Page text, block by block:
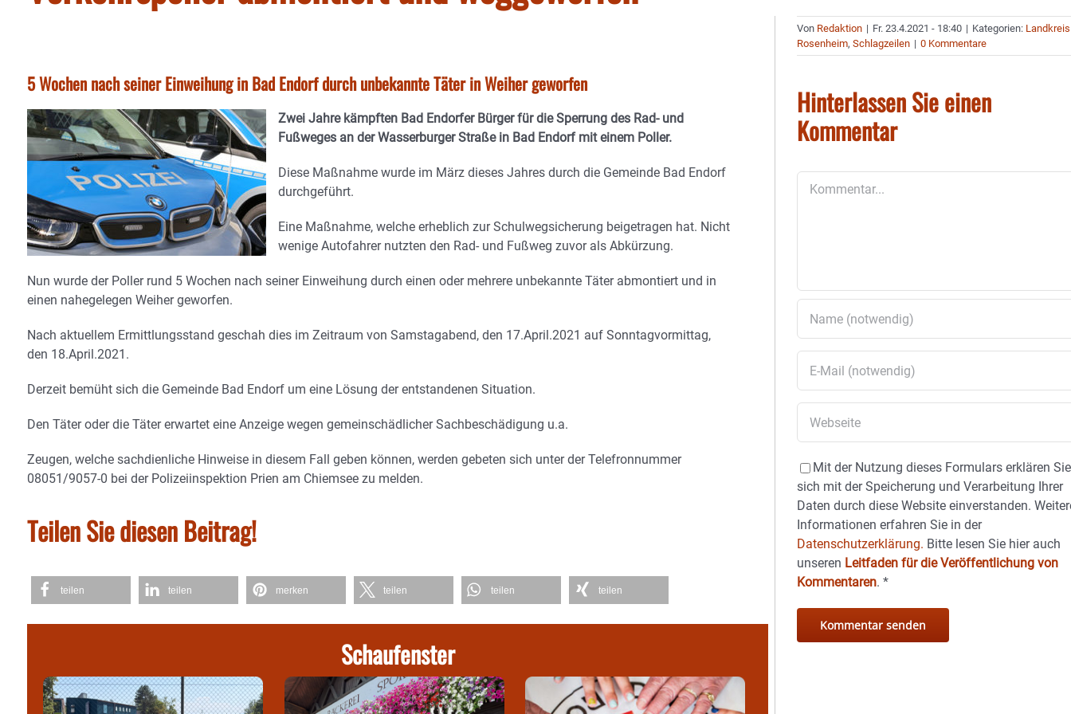
5 Wochen nach seiner Einweihung in Bad Endorf durch unbekannte Täter in Weiher geworfen
Zwei Jahre kämpften Bad Endorfer Bürger für die Sperrung des Rad- und
Fußweges an der Wasserburger Straße in Bad Endorf mit einem Poller.
Diese Maßnahme wurde im März dieses Jahres durch die Gemeinde Bad Endorf
durchgeführt.
Eine Maßnahme, welche erheblich zur Schulwegsicherung beigetragen hat. Nicht
wenige Autofahrer nutzten den Rad- und Fußweg zuvor als Abkürzung.
Nun wurde der Poller rund 5 Wochen nach seiner Einweihung durch einen oder mehrere unbekannte Täter abmontiert und in
einen nahegelegen Weiher geworfen.
Nach aktuellem Ermittlungsstand geschah dies im Zeitraum von Samstagabend, den 17.April.2021 auf Sonntagvormittag,
den 18.April.2021.
Derzeit bemüht sich die Gemeinde Bad Endorf um eine Lösung der entstandenen Situation.
Den Täter oder die Täter erwartet eine Anzeige wegen gemeinschädlicher Sachbeschädigung u.a.
Zeugen, welche sachdienliche Hinweise in diesem Fall geben können, werden gebeten sich unter der Telefronnummer
08051/9057-0 bei der Polizeiinspektion Prien am Chiemsee zu melden.
Teilen Sie diesen Beitrag!
teilen teilen merken teilen teilen teilen
Schaufenster
Von Redaktion | Fr. 23.4.2021 - 18:40 | Kategorien: Landkreis
Rosenheim,Schlagzeilen | 0 Kommentare
Hinterlassen Sie einen
Kommentar
Mit der Nutzung dieses Formulars erklären Sie
sich mit der Speicherung und Verarbeitung Ihrer
Daten durch diese Website einverstanden.
Informationen erfahren Sie in der
Datenschutzerklärung. Bitte lesen Sie hier auch
unseren Leitfaden für die Veröffentlichung von
Kommentaren.*